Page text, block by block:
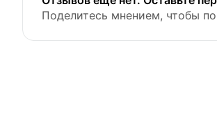
Поделитесь мнением, чтобы